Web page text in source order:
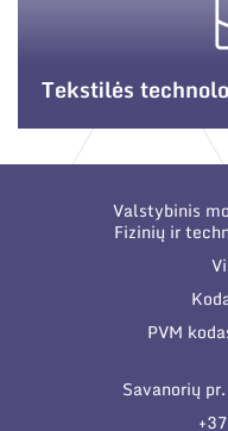
Tekstilės
Valstybinis
Fizinių ir
PVM
Savanorių